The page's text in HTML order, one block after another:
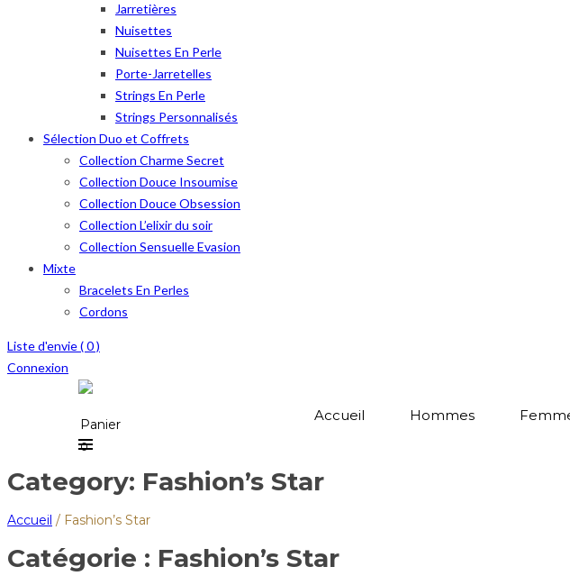
Jarretières
Nuisettes
Nuisettes En Perle
Porte-Jarretelles
Strings En Perle
Strings Personnalisés
Sélection Duo et Coffrets
Collection Charme Secret
Collection Douce Insoumise
Collection Douce Obsession
Collection L’elixir du soir
Collection Sensuelle Evasion
Mixte
Bracelets En Perles
Cordons
Liste d'envie (0)
Connexion
Accueil Hommes
Panier
0
Category: Fashion’s Star
Accueil / Fashion’s Star
Catégorie : Fashion’s Star